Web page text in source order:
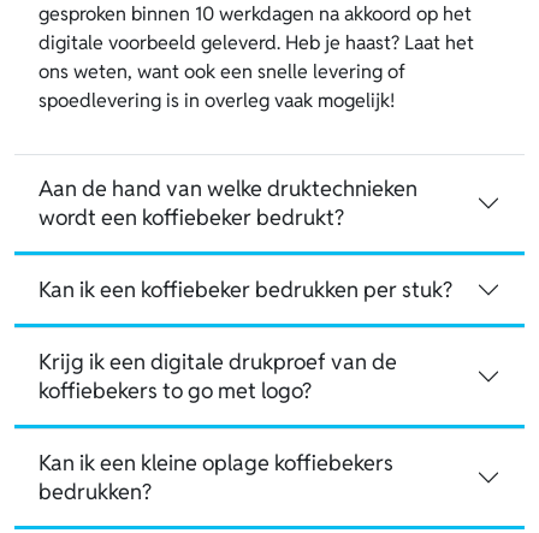
gesproken binnen 10 werkdagen na akkoord op het
digitale voorbeeld geleverd. Heb je haast? Laat het
ons weten, want ook een snelle levering of
spoedlevering is in overleg vaak mogelijk!
Aan de hand van welke druktechnieken
wordt een koffiebeker bedrukt?
Kan ik een koffiebeker bedrukken per stuk?
Krijg ik een digitale drukproef van de
koffiebekers to go met logo?
Kan ik een kleine oplage koffiebekers
bedrukken?